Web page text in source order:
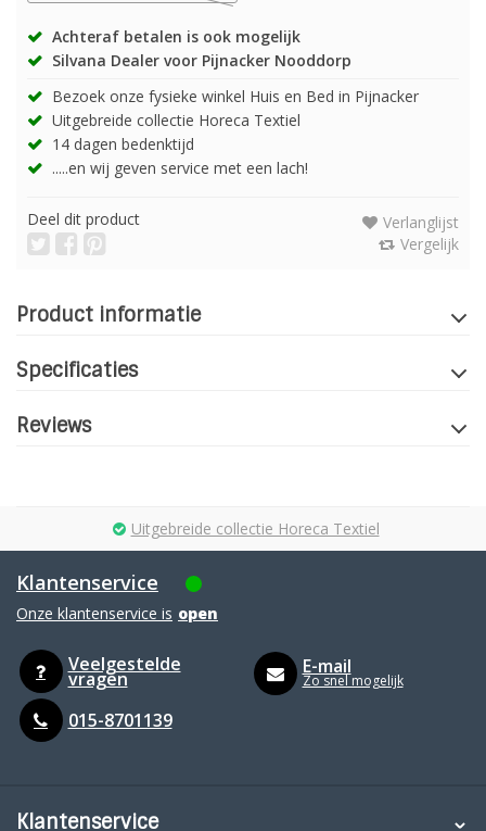
Achteraf betalen is ook mogelijk
Silvana Dealer voor Pijnacker Nooddorp
Bezoek onze fysieke winkel Huis en Bed in Pijnacker
Uitgebreide collectie Horeca Textiel
14 dagen bedenktijd
.....en wij geven service met een lach!
Deel dit product
Verlanglijst
Vergelijk
Product informatie
Specificaties
Reviews
Uitgebreide collectie Horeca Textiel
Klantenservice
Onze klantenservice is open
Veelgestelde
vragen
015-8701139
E-mail
Zo snel mogelijk
Klantenservice